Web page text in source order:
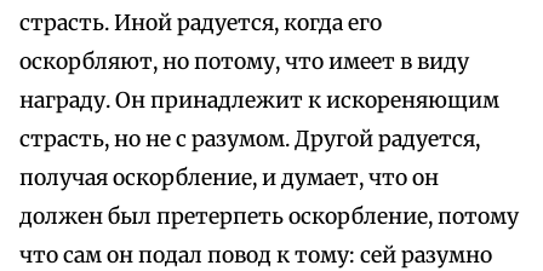
страсть. Иной радуется, когда его
оскорбляют, но потому, что имеет в виду
награду. Он принадлежит к искореняющим
страсть, но не с разумом. Другой радуется,
получая оскорбление, и думает, что он
должен был претерпеть оскорбление, потому
что сам он подал повод к тому: сей разумно